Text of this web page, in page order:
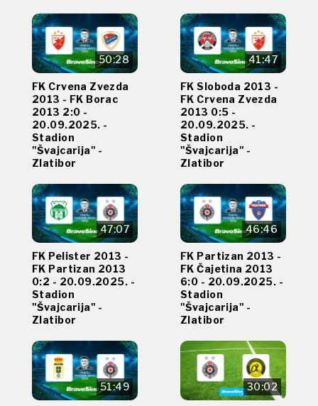
50:28
FK Crvena Zvezda
2013 - FK Borac
2013 2:0 -
20.09.2025. -
Stadion
"Švajcarija" -
Zlatibor
41:47
FK Sloboda 2013 -
FK Crvena Zvezda
2013 0:5 -
20.09.2025. -
Stadion
"Švajcarija" -
Zlatibor
47:07
FK Pelister 2013 -
FK Partizan 2013
0:2 - 20.09.2025. -
Stadion
"Švajcarija" -
Zlatibor
46:46
FK Partizan 2013 -
FK Čajetina 2013
6:0 - 20.09.2025. -
Stadion
"Švajcarija" -
Zlatibor
51:49 30:02